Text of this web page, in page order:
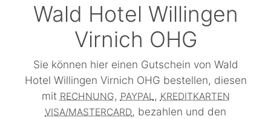
Wald Hotel Willingen
Virnich OHG
Sie können hier einen Gutschein von Wald
Hotel Willingen Virnich OHG bestellen, diesen
mit RECHNUNG, PAYPAL, KREDITKARTEN
VISA/MASTERCARD, bezahlen und den